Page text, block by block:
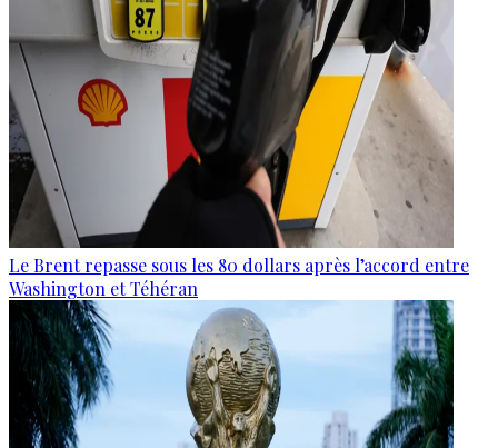
Le Brent repasse sous les 80 dollars après l’accord entre
Washington et Téhéran